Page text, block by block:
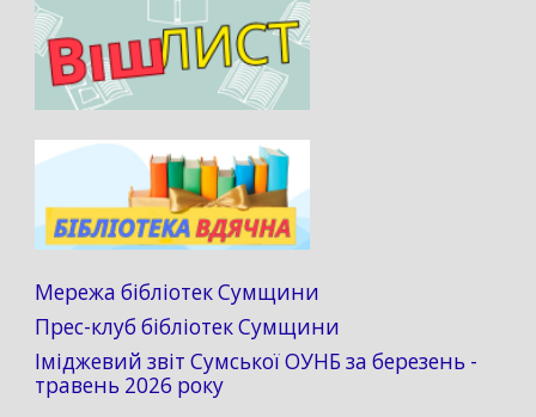
Мережа бібліотек Сумщини
Прес-клуб бібліотек Сумщини
Іміджевий звіт Сумської ОУНБ за березень -
травень 2026 року